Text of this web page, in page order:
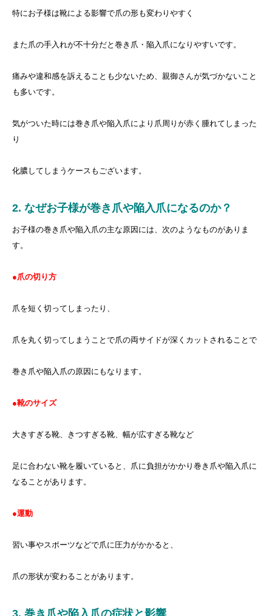
特にお子様は靴による影響で爪の形も変わりやすく
また爪の手入れが不十分だと巻き爪・陥入爪になりやすいです。
痛みや違和感を訴えることも少ないため、親御さんが気づかないこと
も多いです。
気がついた時には巻き爪や陥入爪により爪周りが赤く腫れてしまった
り
化膿してしまうケースもございます。
2. なぜお子様が巻き爪や陥入爪になるのか？
お子様の巻き爪や陥入爪の主な原因には、次のようなものがありま
す。
●爪の切り方
爪を短く切ってしまったり、
爪を丸く切ってしまうことで爪の両サイドが深くカットされることで
巻き爪や陥入爪の原因にもなります。
●靴のサイズ
大きすぎる靴、きつすぎる靴、幅が広すぎる靴など
足に合わない靴を履いていると、爪に負担がかかり巻き爪や陥入爪に
なることがあります。
●運動
習い事やスポーツなどで爪に圧力がかかると、
爪の形状が変わることがあります。